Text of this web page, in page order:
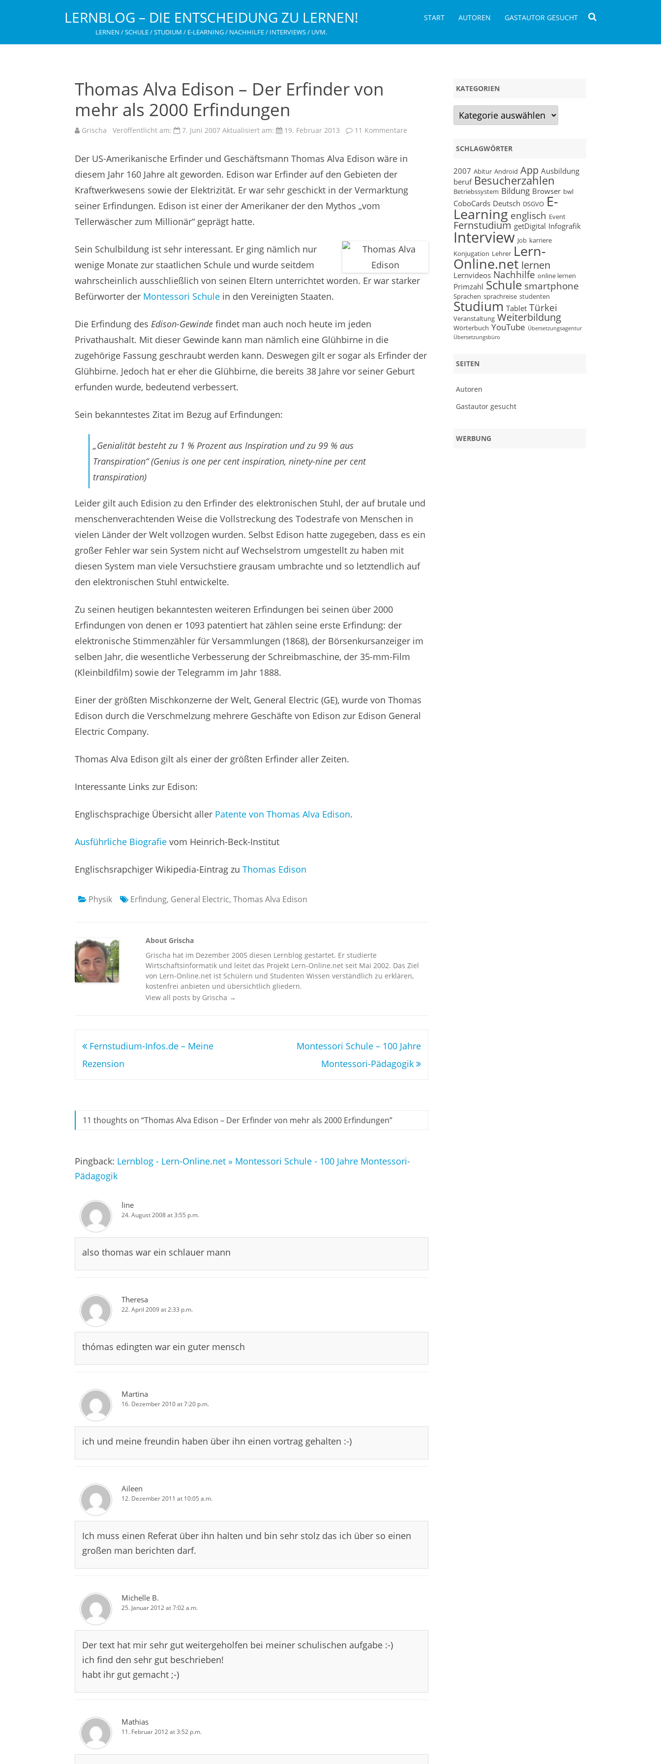
LERNBLOG – DIE ENTSCHEIDUNG ZU LERNEN!
LERNEN / SCHULE / STUDIUM / E-LEARNING / NACHHILFE / INTERVIEWS / UVM.
START AUTOREN GASTAUTOR GESUCHT
Thomas Alva Edison – Der Erfinder von
mehr als 2000 Erfindungen
Grischa Veröffentlicht am: 7. Juni 2007 Aktualisiert am: 19. Februar 2013 11 Kommentare
–
Der
als
2000
Der US-Amerikanische Erfinder und Geschäftsmann Thomas Alva Edison wäre in
diesem Jahr 160 Jahre alt geworden. Edison war Erfinder auf den Gebieten der
Kraftwerkwesens sowie der Elektrizität. Er war sehr geschickt in der Vermarktung
seiner Erfindungen. Edison ist einer der Amerikaner der den Mythos „vom
Tellerwäscher zum Millionär“ geprägt hatte.
Sein Schulbildung ist sehr interessant. Er ging nämlich nur
wenige Monate zur staatlichen Schule und wurde seitdem
wahrscheinlich ausschließlich von seinen Eltern unterrichtet worden. Er war starker
Befürworter der Montessori Schule in den Vereinigten Staaten.
Die Erfindung des Edison-Gewinde findet man auch noch heute im jeden
Privathaushalt. Mit dieser Gewinde kann man nämlich eine Glühbirne in die
zugehörige Fassung geschraubt werden kann. Deswegen gilt er sogar als Erfinder der
Glühbirne. Jedoch hat er eher die Glühbirne, die bereits 38 Jahre vor seiner Geburt
erfunden wurde, bedeutend verbessert.
Sein bekanntestes Zitat im Bezug auf Erfindungen:
„Genialität besteht zu 1 % Prozent aus Inspiration und zu 99 % aus
Transpiration“ (Genius is one per cent inspiration, ninety-nine per cent
transpiration)
Leider gilt auch Edision zu den Erfinder des elektronischen Stuhl, der auf brutale und
menschenverachtenden Weise die Vollstreckung des Todestrafe von Menschen in
vielen Länder der Welt vollzogen wurden. Selbst Edison hatte zugegeben, dass es ein
großer Fehler war sein System nicht auf Wechselstrom umgestellt zu haben mit
diesen System man viele Versuchstiere grausam umbrachte und so letztendlich auf
den elektronischen Stuhl entwickelte.
Zu seinen heutigen bekanntesten weiteren Erfindungen bei seinen über 2000
Erfindungen von denen er 1093 patentiert hat zählen seine erste Erfindung: der
elektronische Stimmenzähler für Versammlungen (1868), der Börsenkursanzeiger im
selben Jahr, die wesentliche Verbesserung der Schreibmaschine, der 35-mm-Film
(Kleinbildfilm) sowie der Telegramm im Jahr 1888.
Einer der größten Mischkonzerne der Welt, General Electric (GE), wurde von Thomas
Edison durch die Verschmelzung mehrere Geschäfte von Edison zur Edison General
Electric Company.
Thomas Alva Edison gilt als einer der größten Erfinder aller Zeiten.
Interessante Links zur Edison:
Englischsprachige Übersicht aller Patente von Thomas Alva Edison.
Ausführliche Biografie vom Heinrich-Beck-Institut
Englischsrapchiger Wikipedia-Eintrag zu Thomas Edison
Physik Erfindung, General Electric, Thomas Alva Edison
About Grischa
Grischa hat im Dezember 2005 diesen Lernblog gestartet. Er studierte
Wirtschaftsinformatik und leitet das Projekt Lern-Online.net seit Mai 2002. Das Ziel
von Lern-Online.net ist Schülern und Studenten Wissen verständlich zu erklären,
kostenfrei anbieten und übersichtlich gliedern.
View all posts by Grischa →
Beitragsnavigation
Fernstudium-Infos.de – Meine
Rezension
Montessori Schule – 100 Jahre
Montessori-Pädagogik
11 thoughts on “Thomas Alva Edison – Der Erfinder von mehr als 2000 Erfindungen”
Pingback: Lernblog - Lern-Online.net » Montessori Schule - 100 Jahre Montessori-
Pädagogik
line
24. August 2008 at 3:55 p.m.
also thomas war ein schlauer mann
Theresa
22. April 2009 at 2:33 p.m.
thómas edingten war ein guter mensch
Martina
16. Dezember 2010 at 7:20 p.m.
ich und meine freundin haben über ihn einen vortrag gehalten :-)
Aileen
12. Dezember 2011 at 10:05 a.m.
Ich muss einen Referat über ihn halten und bin sehr stolz das ich über so einen
großen man berichten darf.
Michelle B.
25. Januar 2012 at 7:02 a.m.
Der text hat mir sehr gut weitergeholfen bei meiner schulischen aufgabe :-)
ich find den sehr gut beschrieben!
habt ihr gut gemacht ;-)
Mathias
11. Februar 2012 at 3:52 p.m.
KATEGORIEN
Kategorien
SCHLAGWÖRTER
2007 Abitur Android App Ausbildung
beruf Besucherzahlen
Betriebssystem Bildung Browser bwl
CoboCards Deutsch DSGVO E-
Learning englisch Event
Fernstudium getDigital Infografik
Interview Job karriere
Konjugation Lehrer Lern-
Online.net lernen
Lernvideos Nachhilfe online lernen
Primzahl Schule smartphone
Sprachen sprachreise studenten
Studium Tablet Türkei
Veranstaltung Weiterbildung
Wörterbuch YouTube Übersetzungsagentur
Übersetzungsbüro
SEITEN
Autoren
Gastautor gesucht
WERBUNG